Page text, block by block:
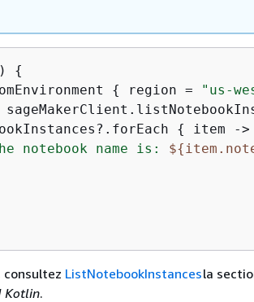
{
{ region = "us-
{ item ->
notebook name is: ${
consultez ListNotebookInstancesla
Kotlin.